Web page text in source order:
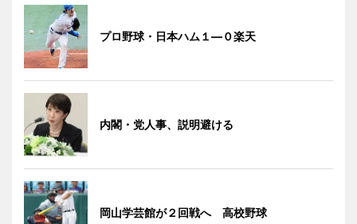
プロ野球・日本ハム１―０楽天
内閣・党人事、説明避ける
岡山学芸館が２回戦へ 高校野球